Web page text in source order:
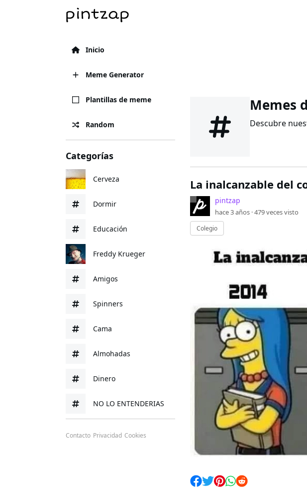
Inicio
Meme Generator
Plantillas de meme
Random
Categorías
Cerveza
Dormir
Educación
Freddy Krueger
Amigos
Spinners
Cama
Almohadas
Dinero
NO LO ENTENDERIAS
Contacto Privacidad Cookies
Memes
Descubre
La inalcanzable del
pintzap
hace 3 años ·479veces visto
Colegio